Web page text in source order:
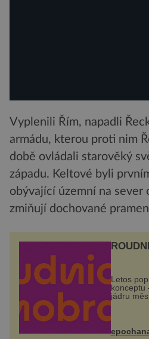
Vyplenili Řím, napadli
armádu, kterou proti nim
době ovládali starověký
západu. Keltové byli
obývající územní na sever
zmiňují dochované
Letos
konceptu
jádru
zdarma.
náměstí.
na víno,